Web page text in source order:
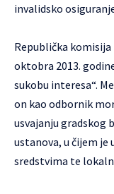
invalidsko
Republička komisija
oktobra 2013.
sukobu interesa“.
on kao odbornik
usvajanju gradskog
ustanova, u čijem
sredstvima te